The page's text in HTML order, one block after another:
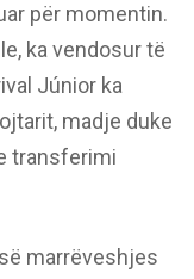
për momentin.
ka vendosur të
Júnior ka
madje duke
transferimi
marrëveshjes